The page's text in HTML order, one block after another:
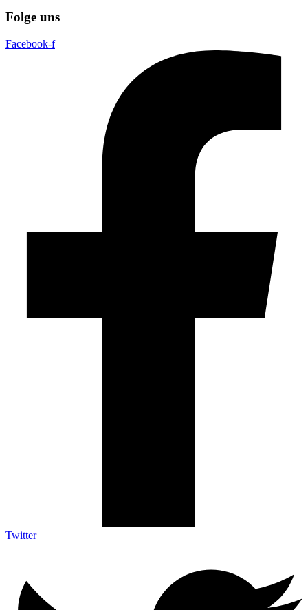
Folge uns
Facebook-f
Twitter